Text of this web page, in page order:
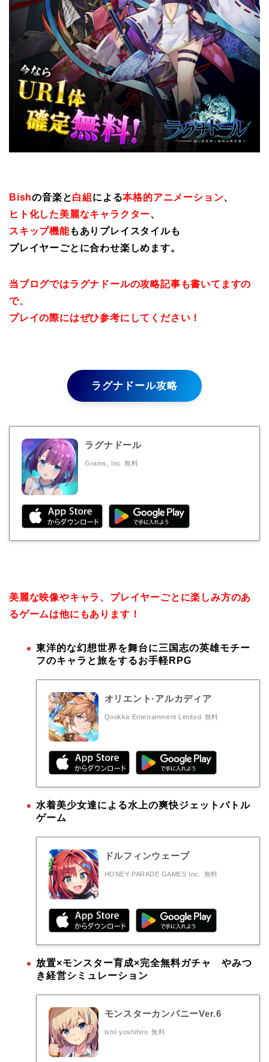
Bishの音楽と白組 による本格的アニメーション、
ヒト化した美麗なキャラクター、
スキップ機能もありプレイスタイルも
プレイヤーごとに合わせ楽しめます。
当ブログではラグナドールの攻略記事も書いてますの
で、
プレイの際にはぜひ参考にしてください！
ラグナドール攻略
ラグナドール
Grams, Inc 無料
美麗な映像やキャラ、プレイヤーごとに楽しみ方のあ
るゲームは他にもあります！
東洋的な幻想世界を舞台に三国志の英雄モチー
フのキャラと旅をするお手軽RPG
オリエント·アルカディア
Qookka Entertainment Limited 無料
水着美少女達による水上の爽快ジェットバトル
ゲーム
ドルフィンウェーブ
HONEY PARADE GAMES Inc. 無料
放置×モンスター育成×完全無料ガチャ やみつ
き経営シミュレーション
モンスターカンパニーVer.6
ishii yoshihiro 無料